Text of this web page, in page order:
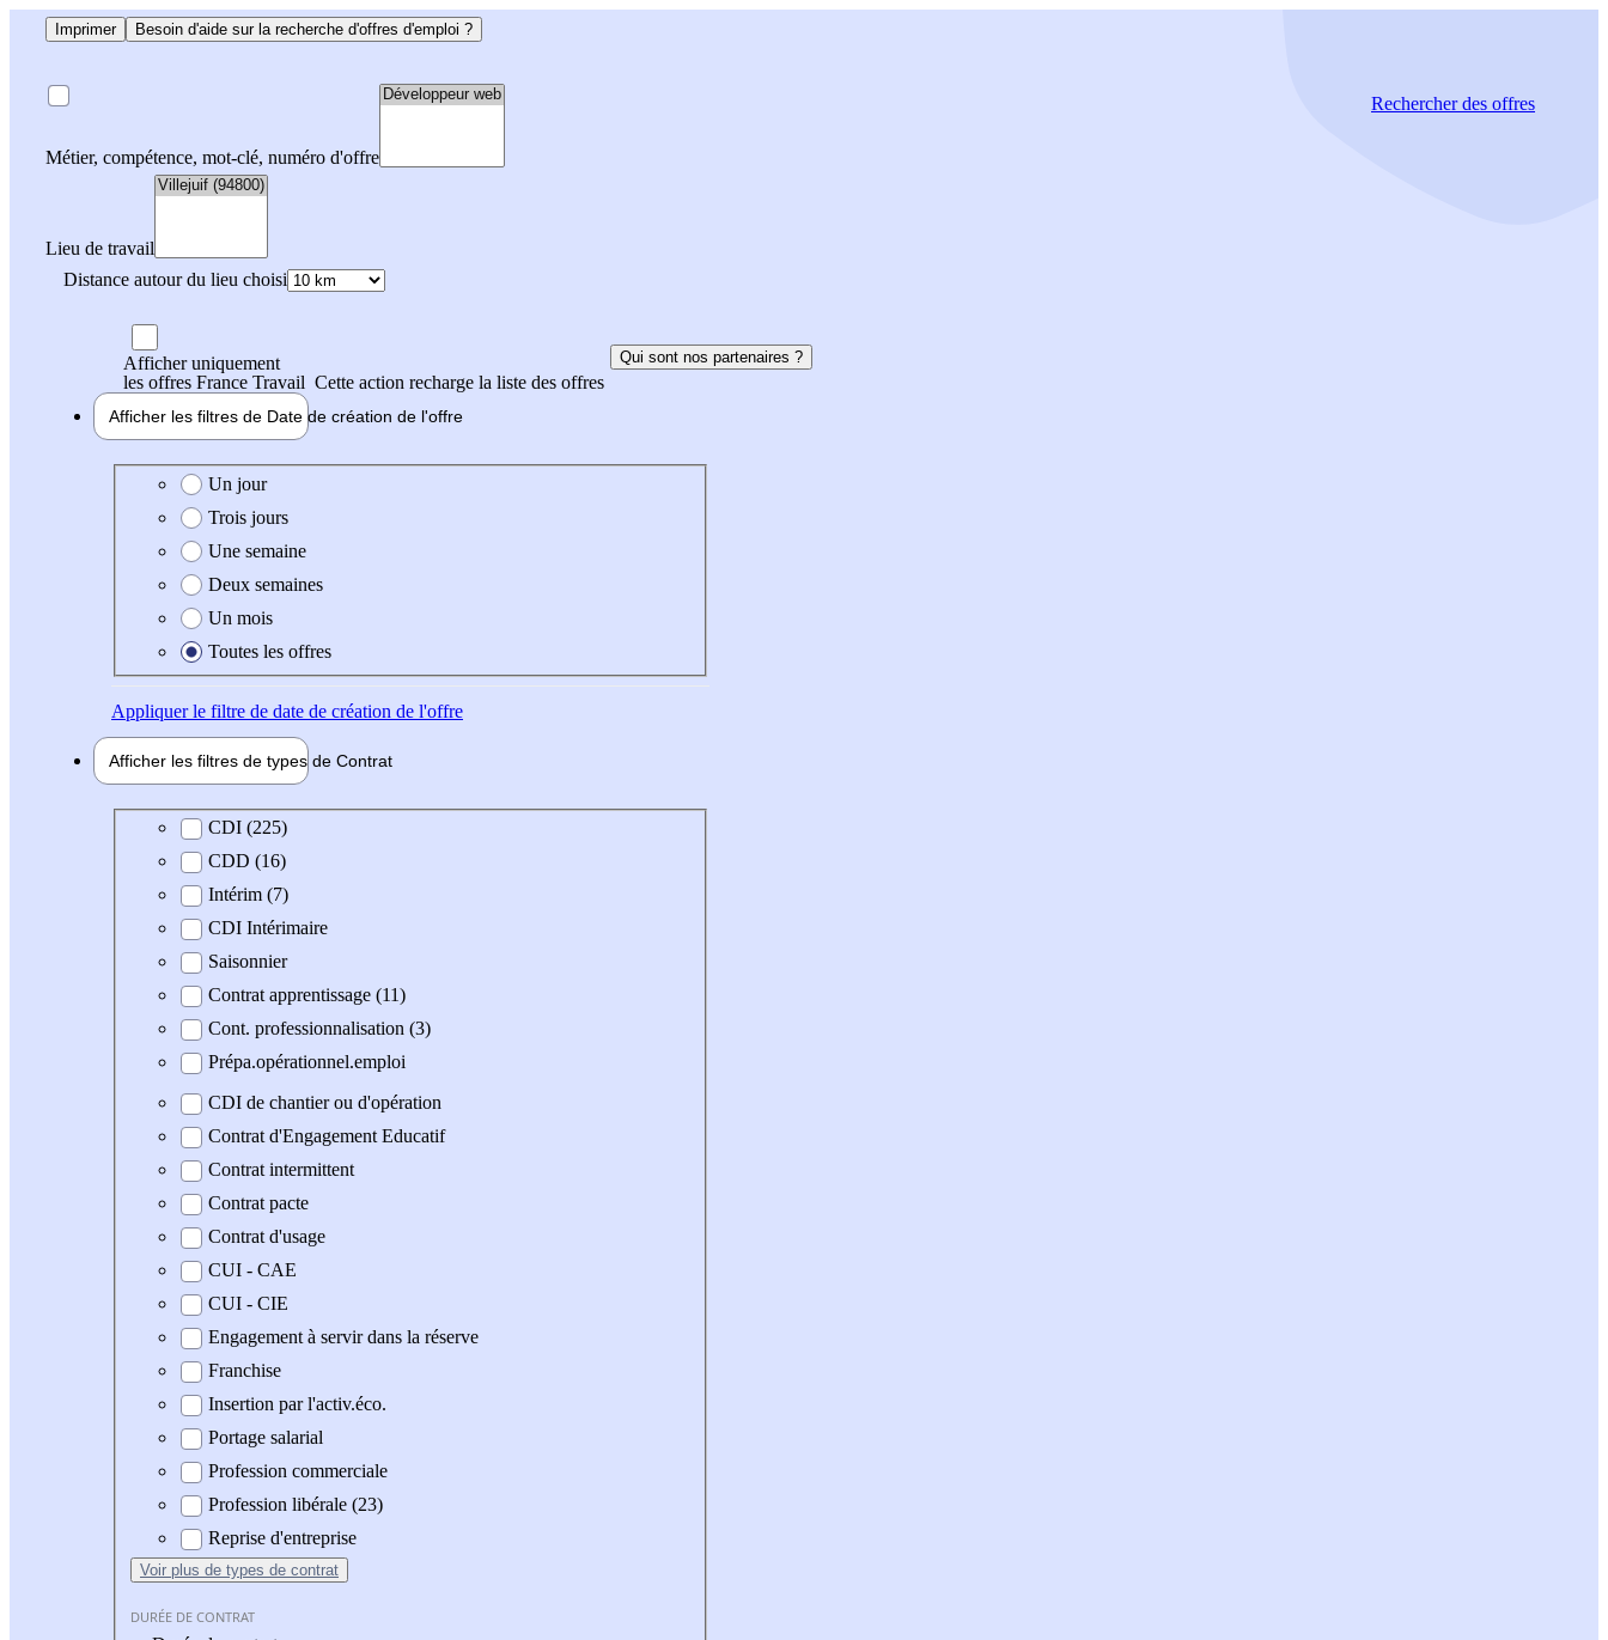
Imprimer Besoin d'aide sur la recherche d'offres d'emploi ?
Métier, compétence, mot-clé, numéro d'offre
Lieu de travail
Distance autour du lieu choisi
Rechercherdes offres
Afficher uniquement
les offres France Travail Cette action recharge la liste des offres
Qui sont nos partenaires ?
Afficher les filtres de Date de création de l'offre
Date de création de l'offre
Un jour
Trois jours
Une semaine
Deux semaines
Un mois
Toutes les offres
Appliquerle filtre de date de création de l'offre
Afficher les filtres de types de Contrat
Type de contratCDI (225)
CDD (16)
Intérim (7)
CDI Intérimaire
Saisonnier
Contrat apprentissage (11)
Cont. professionnalisation (3)
Prépa.opérationnel.emploi
CDI de chantier ou d'opération
Contrat d'Engagement Educatif
Contrat intermittent
Contrat pacte
Contrat d'usage
CUI - CAE
CUI - CIE
Engagement à servir dans la réserve
Franchise
Insertion par l'activ.éco.
Portage salarial
Profession commerciale
Profession libérale (23)
Reprise d'entreprise
Voir plus de types de contrat
DURÉE DE CONTRAT